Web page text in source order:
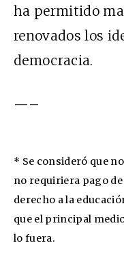
ha permitido
renovados los
democracia.
—–
* Se consideró que
no requiriera pago
derecho a la
que el principal
lo fuera.